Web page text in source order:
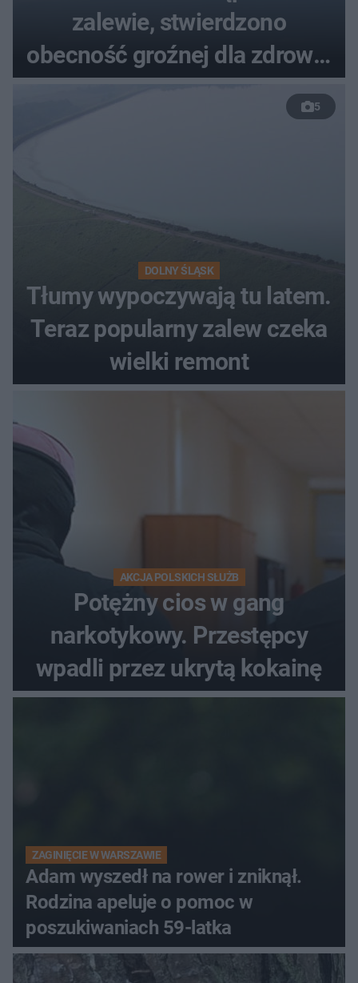
zalewie, stwierdzono
obecność groźnej dla zdrowia
bakterii
5
DOLNY ŚLĄSK
Tłumy wypoczywają tu latem.
Teraz popularny zalew czeka
wielki remont
AKCJA POLSKICH SŁUŻB
Potężny cios w gang
narkotykowy. Przestępcy
wpadli przez ukrytą kokainę
ZAGINIĘCIE W WARSZAWIE
Adam wyszedł na rower i zniknął.
Rodzina apeluje o pomoc w
poszukiwaniach 59-latka